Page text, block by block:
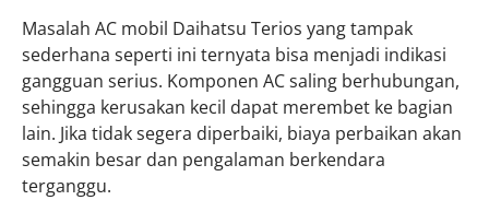
Masalah AC mobil Daihatsu Terios yang tampak
sederhana seperti ini ternyata bisa menjadi indikasi
gangguan serius. Komponen AC saling berhubungan,
sehingga kerusakan kecil dapat merembet ke bagian
lain. Jika tidak segera diperbaiki, biaya perbaikan akan
semakin besar dan pengalaman berkendara
terganggu.